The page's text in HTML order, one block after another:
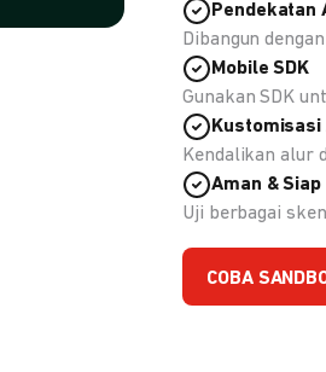
Pendekatan
Dibangun
Mobile SDK
Gunakan SDK
Kustomisasi
Kendalikan alur
Aman & Siap
Uji berbagai
COBA